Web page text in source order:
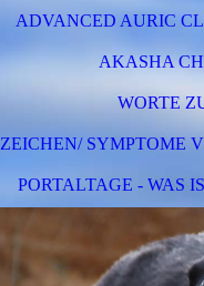
ADVANCED AURIC
AKASHA
WORTE
ZEICHEN/ SYMPTOME
PORTALTAGE - WAS